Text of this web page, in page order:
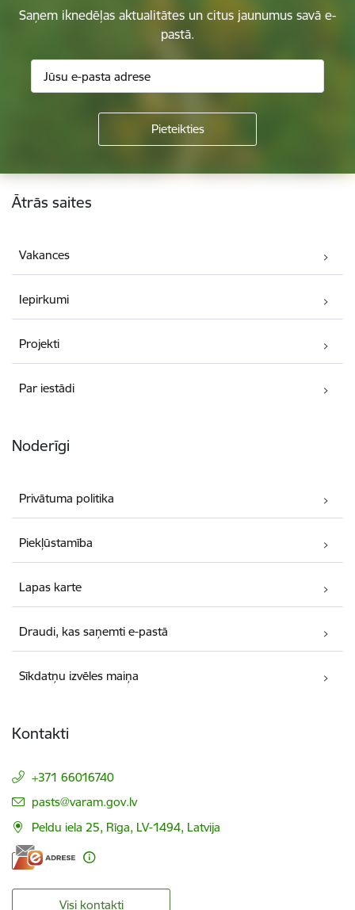
Saņem iknedēļas aktualitātes un citus jaunumus savā e-
pastā.
Kājene
Ātrās saites
Vakances
Iepirkumi
Projekti
Par iestādi
Noderīgi
Privātuma politika
Piekļūstamība
Lapas karte
Draudi, kas saņemti e-pastā
Sīkdatņu izvēles maiņa
Kontakti
+371 66016740
E-pasts:
pasts@varam.gov.lv
Peldu iela 25, Rīga, LV-1494, Latvija
Visi kontakti